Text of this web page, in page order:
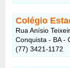
Colégio
Rua Anísio
Conquista - BA -
(77) 3421-1172